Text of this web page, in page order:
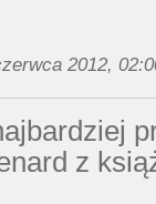
2012,
z